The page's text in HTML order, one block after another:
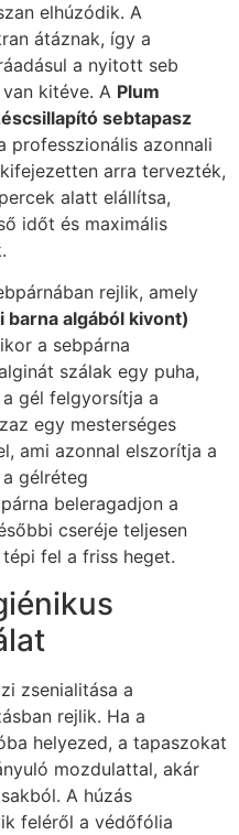
elhúzódik. A
átáznak, így a
a nyitott seb
kitéve. A Plum
sebtapasz
professzionális azonnali
arra tervezték,
alatt elállítsa,
időt és maximális
rejlik, amely
algából kivont)
a sebpárna
szálak egy puha,
gél felgyorsítja a
egy mesterséges
ami azonnal elszorítja a
gélréteg
beleragadjon a
cseréje teljesen
fel a friss heget.
zsenialitása a
rejlik. Ha a
helyezed, a tapaszokat
mozdulattal, akár
A húzás
feléről a védőfólia